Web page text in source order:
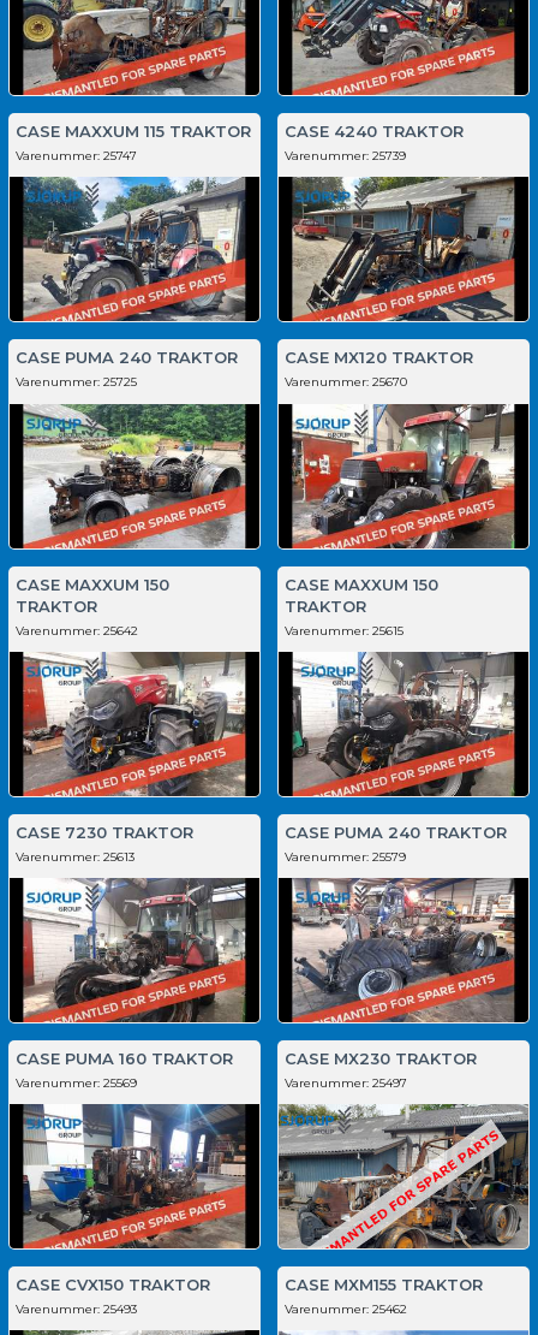
CASE MAXXUM 115 TRAKTOR
Varenummer: 25747
CASE 4240 TRAKTOR
Varenummer: 25739
CASE PUMA 240 TRAKTOR
Varenummer: 25725
CASE MX120 TRAKTOR
Varenummer: 25670
CASE MAXXUM 150
TRAKTOR
Varenummer: 25642
CASE MAXXUM 150
TRAKTOR
Varenummer: 25615
CASE 7230 TRAKTOR
Varenummer: 25613
CASE PUMA 240 TRAKTOR
Varenummer: 25579
CASE PUMA 160 TRAKTOR
Varenummer: 25569
CASE MX230 TRAKTOR
Varenummer: 25497
CASE CVX150 TRAKTOR
Varenummer: 25493
CASE MXM155 TRAKTOR
Varenummer: 25462